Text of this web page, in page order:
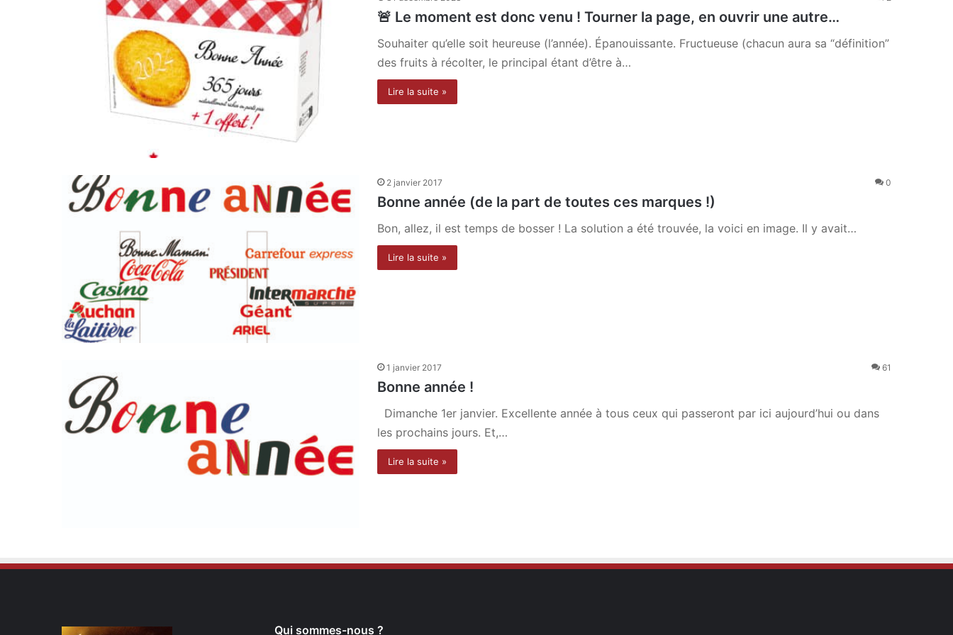
🚨 Le moment est donc venu ! Tourner la page, en ouvrir une autre…
Souhaiter qu’elle soit heureuse (l’année). Épanouissante. Fructueuse (chacun aura sa “définition”
des fruits à récolter, le principal étant d’être à…
Lire la suite »
2 janvier 2017 0
Bonne année (de la part de toutes ces marques !)
Bon, allez, il est temps de bosser ! La solution a été trouvée, la voici en image. Il y avait…
Lire la suite »
1 janvier 2017 61
Bonne année !
Dimanche 1er janvier. Excellente année à tous ceux qui passeront par ici aujourd’hui ou dans
les prochains jours. Et,…
Lire la suite »
Qui sommes-nous ?